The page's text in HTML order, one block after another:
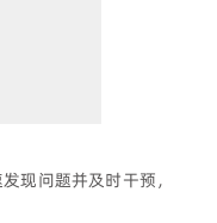
现问题并及时干预，